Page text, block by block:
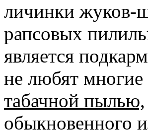
личинки жуков-
рапсовых
является
не любят
табачной пылью,
обыкновенного